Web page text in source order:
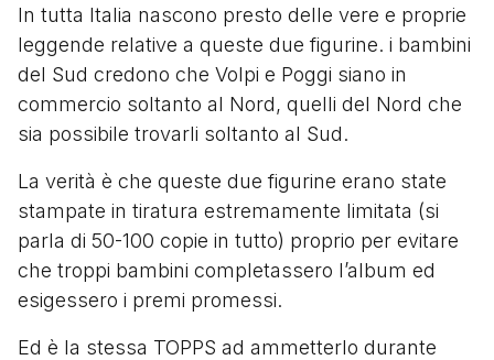
In tutta Italia nascono presto delle vere e proprie
leggende relative a queste due figurine. i bambini
del Sud credono che Volpi e Poggi siano in
commercio soltanto al Nord, quelli del Nord che
sia possibile trovarli soltanto al Sud.
La verità è che queste due figurine erano state
stampate in tiratura estremamente limitata (si
parla di 50-100 copie in tutto) proprio per evitare
che troppi bambini completassero l’album ed
esigessero i premi promessi.
Ed è la stessa TOPPS ad ammetterlo durante